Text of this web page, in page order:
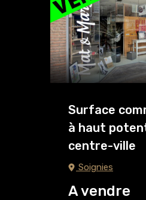
Surface
à haut
centre-ville
Soignies
A vendre